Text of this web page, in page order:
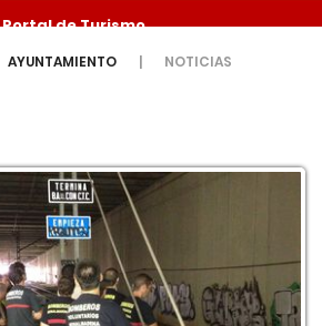
Portal de Turismo
AYUNTAMIENTO NOTICIAS